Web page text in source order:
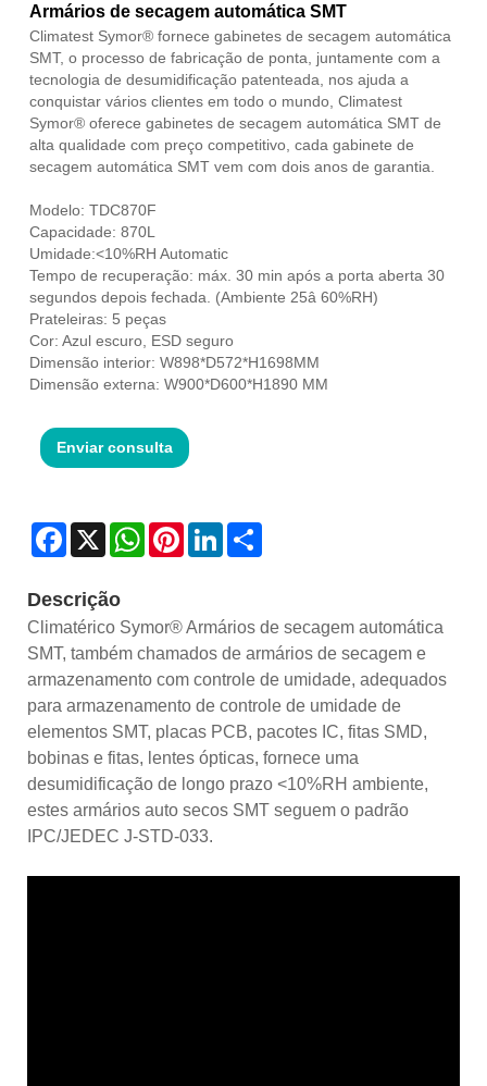
Armários de secagem automática SMT
Climatest Symor® fornece gabinetes de secagem automática
SMT, o processo de fabricação de ponta, juntamente com a
tecnologia de desumidificação patenteada, nos ajuda a
conquistar vários clientes em todo o mundo, Climatest
Symor® oferece gabinetes de secagem automática SMT de
alta qualidade com preço competitivo, cada gabinete de
secagem automática SMT vem com dois anos de garantia.
Modelo: TDC870F
Capacidade: 870L
Umidade:<10%RH Automatic
Tempo de recuperação: máx. 30 min após a porta aberta 30
segundos depois fechada. (Ambiente 25â 60%RH)
Prateleiras: 5 peças
Cor: Azul escuro, ESD seguro
Dimensão interior: W898*D572*H1698MM
Dimensão externa: W900*D600*H1890 MM
Enviar consulta
Facebook
X WhatsAppPinterestLinkedIn
Descrição
Climatérico Symor® Armários de secagem automática
SMT, também chamados de armários de secagem e
armazenamento com controle de umidade, adequados
para armazenamento de controle de umidade de
elementos SMT, placas PCB, pacotes IC, fitas SMD,
bobinas e fitas, lentes ópticas, fornece uma
desumidificação de longo prazo <10%RH ambiente,
estes armários auto secos SMT seguem o padrão
IPC/JEDEC J-STD-033.